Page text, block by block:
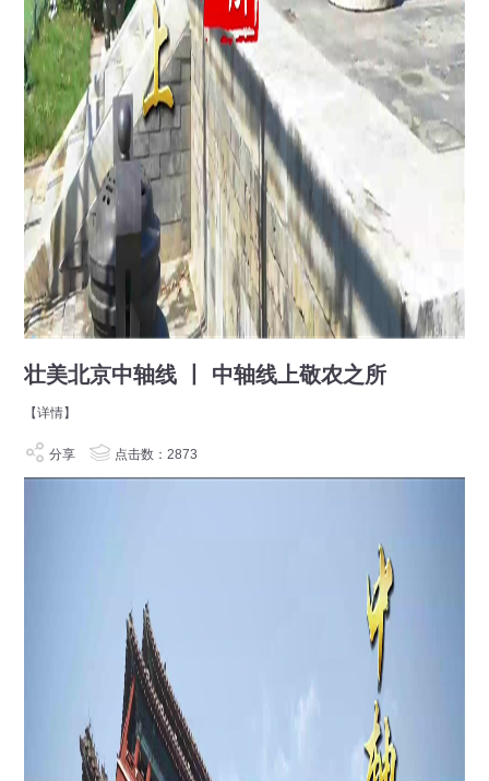
壮美北京中轴线 丨 中轴线上敬农之所
【详情】
分享 点击数：2873